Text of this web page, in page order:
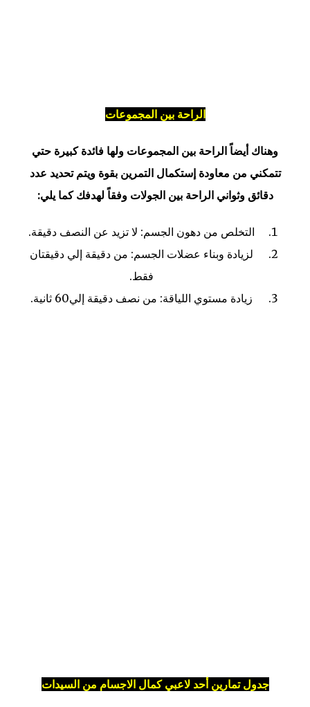
الراحة بين المجموعات
وهناك أيضاً الراحة بين المجموعات ولها فائدة كبيرة حتي
تتمكني من معاودة إستكمال التمرين بقوة ويتم تحديد عدد
دقائق وثواني الراحة بين الجولات وفقاً لهدفك كما يلي:
التخلص من دهون الجسم: لا تزيد عن النصف دقيقة.
لزيادة وبناء عضلات الجسم: من دقيقة إلي دقيقتان
فقط.
زيادة مستوي اللياقة: من نصف دقيقة إلي60 ثانية.
جدول تمارين أحد لاعبي كمال الاجسام من السيدات